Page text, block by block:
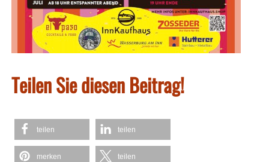
Teilen Sie diesen Beitrag!
teilen teilen
merken teilen